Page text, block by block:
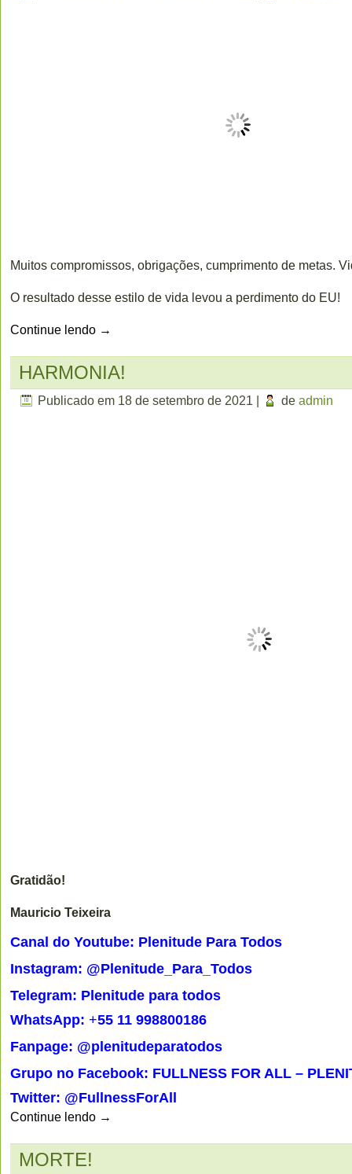
Muitos compromissos, obrigações, cumprimento de metas.
O resultado desse estilo de vida levou a perdimento do EU!
Continue lendo →
HARMONIA!
Publicado em 18 de setembro de 2021 de admin
Gratidão!
Mauricio Teixeira
Canal do Youtube: Plenitude Para Todos
Instagram: @Plenitude_Para_Todos
Telegram: Plenitude para todos
WhatsApp: +55 11 998800186
Fanpage: @plenitudeparatodos
Grupo no Facebook: FULLNESS FOR ALL –
Twitter: @FullnessForAll
Continue lendo →
MORTE!